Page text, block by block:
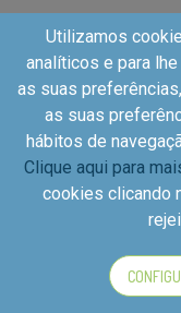
Copyright©2026 -
27, local
Utilizamos
analíticos e para
as suas
as suas
hábitos de
Clique aqui para
cookies clicando